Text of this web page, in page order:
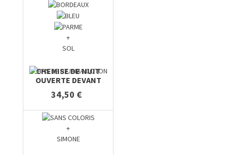
+
SOL
CHEMISE DE NUIT
OUVERTE DEVANT
34,50 €
+
SIMONE